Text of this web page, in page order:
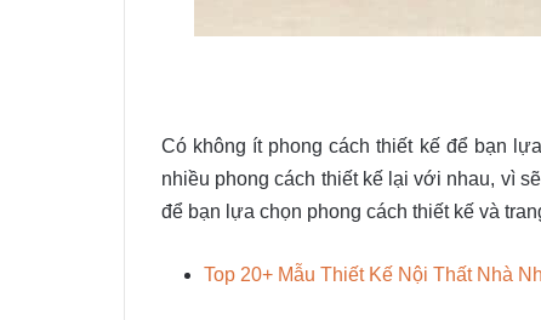
Có không ít phong cách thiết kế để bạn
nhiều phong cách thiết kế lại với nhau, vì
để bạn lựa chọn phong cách thiết kế và
Top 20+ Mẫu Thiết Kế Nội Thất Nhà